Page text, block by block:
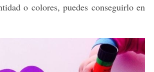
o colores, puedes conseguirlo en